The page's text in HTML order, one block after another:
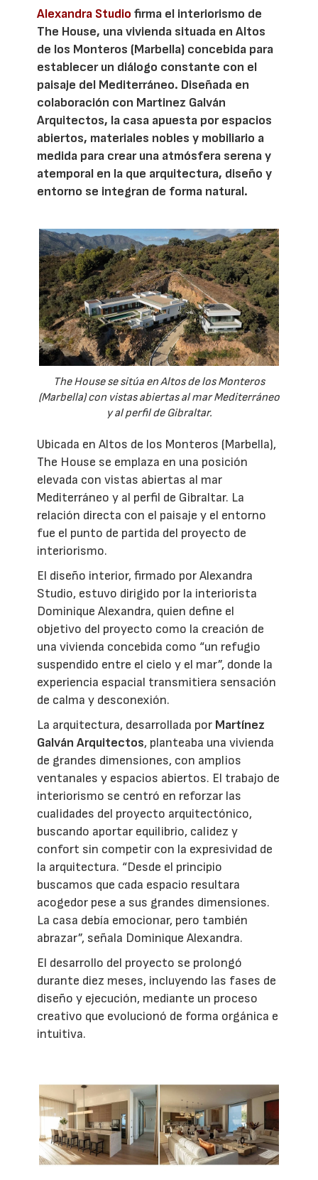
Alexandra Studio firma el interiorismo de
The House, una vivienda situada en Altos
de los Monteros (Marbella) concebida para
establecer un diálogo constante con el
paisaje del Mediterráneo. Diseñada en
colaboración con Martinez Galván
Arquitectos, la casa apuesta por espacios
abiertos, materiales nobles y mobiliario a
medida para crear una atmósfera serena y
atemporal en la que arquitectura, diseño y
entorno se integran de forma natural.
The House se sitúa en Altos de los Monteros
(Marbella) con vistas abiertas al mar Mediterráneo
y al perfil de Gibraltar.
Ubicada en Altos de los Monteros (Marbella),
The House se emplaza en una posición
elevada con vistas abiertas al mar
Mediterráneo y al perfil de Gibraltar. La
relación directa con el paisaje y el entorno
fue el punto de partida del proyecto de
interiorismo.
El diseño interior, firmado por Alexandra
Studio, estuvo dirigido por la interiorista
Dominique Alexandra, quien define el
objetivo del proyecto como la creación de
una vivienda concebida como “un refugio
suspendido entre el cielo y el mar”, donde la
experiencia espacial transmitiera sensación
de calma y desconexión.
La arquitectura, desarrollada por Martínez
Galván Arquitectos, planteaba una vivienda
de grandes dimensiones, con amplios
ventanales y espacios abiertos. El trabajo de
interiorismo se centró en reforzar las
cualidades del proyecto arquitectónico,
buscando aportar equilibrio, calidez y
confort sin competir con la expresividad de
la arquitectura. “Desde el principio
buscamos que cada espacio resultara
acogedor pese a sus grandes dimensiones.
La casa debía emocionar, pero también
abrazar”, señala Dominique Alexandra.
El desarrollo del proyecto se prolongó
durante diez meses, incluyendo las fases de
diseño y ejecución, mediante un proceso
creativo que evolucionó de forma orgánica e
intuitiva.